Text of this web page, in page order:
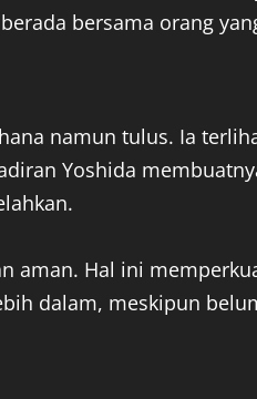
bersama orang
namun tulus. Ia
Yoshida
aman. Hal ini
dalam, meskipun